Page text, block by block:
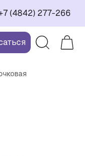
(4842) 277-266